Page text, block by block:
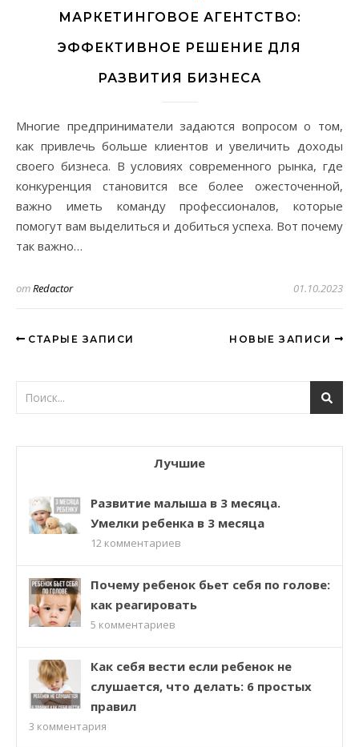
МАРКЕТИНГОВОЕ АГЕНТСТВО:
ЭФФЕКТИВНОЕ РЕШЕНИЕ ДЛЯ
РАЗВИТИЯ БИЗНЕСА
Многие предприниматели задаются вопросом о том,
как привлечь больше клиентов и увеличить доходы
своего бизнеса. В условиях современного рынка, где
конкуренция становится все более ожесточенной,
важно иметь команду профессионалов, которые
помогут вам выделиться и добиться успеха. Вот почему
так важно…
отRedactor 01.10.2023
СТАРЫЕ ЗАПИСИ НОВЫЕ ЗАПИСИ
Лучшие
Развитие малыша в 3 месяца.
Умелки ребенка в 3 месяца
12 комментариев
Почему ребенок бьет себя по голове:
как реагировать
5 комментариев
Как себя вести если ребенок не
слушается, что делать: 6 простых
правил
3 комментария